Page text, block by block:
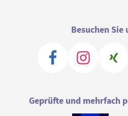
Besuchen Sie
Geprüfte und mehrfach